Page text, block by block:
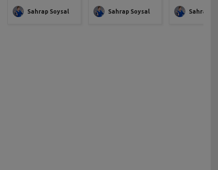
Sahrap Soysal Sahrap Soysal Sahrap